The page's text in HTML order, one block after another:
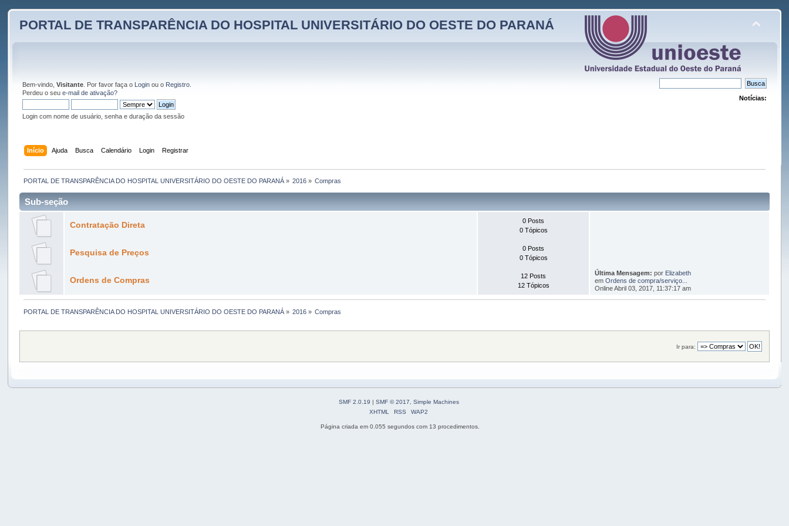
PORTAL DE TRANSPARÊNCIA DO HOSPITAL UNIVERSITÁRIO DO OESTE DO PARANÁ
Bem-vindo,Visitante . Por favor faça o Login ou o Registro
Perdeu o seue-mail de ativação?
Login com nome de usuário, senha e duração da sessão
Notícias:
Início Ajuda Busca Calendário Login Registrar
PORTAL DE TRANSPARÊNCIA DO HOSPITAL UNIVERSITÁRIO DO OESTE DO PARANÁ» 2016 » Compras
Sub-seção
Contratação Direta
0 Posts
0 Tópicos
Pesquisa de Preços
0 Posts
0 Tópicos
Ordens de Compras
12 Posts
12 Tópicos
Última Mensagem: por Elizabeth
em Ordens de compra/serviço...
Online Abril 03, 2017, 11:37:17 am
PORTAL DE TRANSPARÊNCIA DO HOSPITAL UNIVERSITÁRIO DO OESTE DO PARANÁ» 2016 » Compras
Ir para:
SMF 2.0.19 | SMF © 2017
Simple Machines
XHTML
RSS WAP2
Página criada em 0.055 segundos com 13 procedimentos.